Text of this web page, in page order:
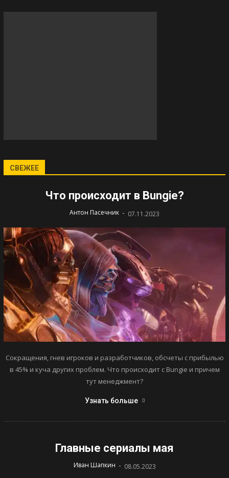
СВЕЖЕЕ
Что происходит в Bungie?
Антон Пасечник - 07.11.2023
Сокращения, гнев игроков и разработчиков, обсчеты с прибылью
в 45% и куча других проблем. Что происходит с Bungie и причем
тут менеджмент?
Узнать больше
Главные сериалы мая
Иван Шапкин - 08.05.2023